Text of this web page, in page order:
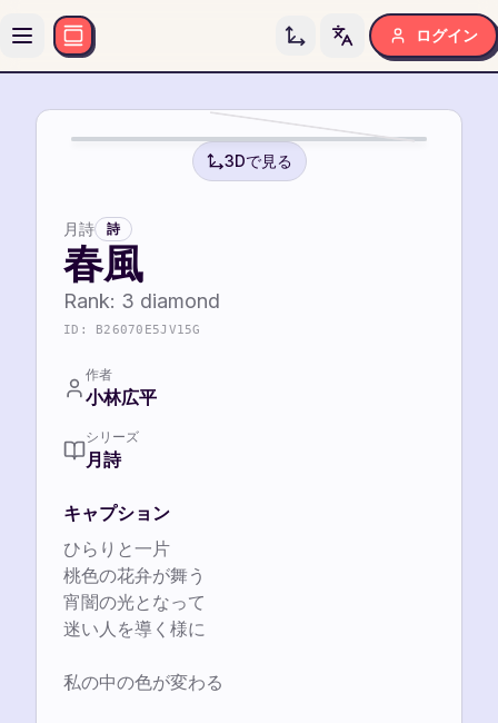
Toggle language
ログイン
3
3Dで見る
月詩 詩
春風
Rank: 3 diamond
ID: B26070E5JV15G
作者
小林広平
シリーズ
月詩
キャプション
ひらりと一片
桃色の花弁が舞う
宵闇の光となって
迷い人を導く様に
私の中の色が変わる